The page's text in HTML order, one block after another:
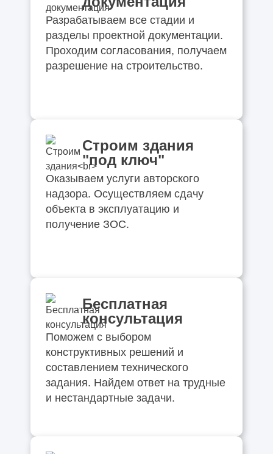
Разрабатываем все стадии и
разделы проектной документации.
Проходим согласования, получаем
разрешение на строительство.
Строим здания
"под ключ"
Оказываем услуги авторского
надзора. Осуществляем сдачу
объекта в эксплуатацию и
получение ЗОС.
Бесплатная
консультация
Поможем с выбором
конструктивных решений и
составлением технического
задания. Найдем ответ на трудные
и нестандартные задачи.